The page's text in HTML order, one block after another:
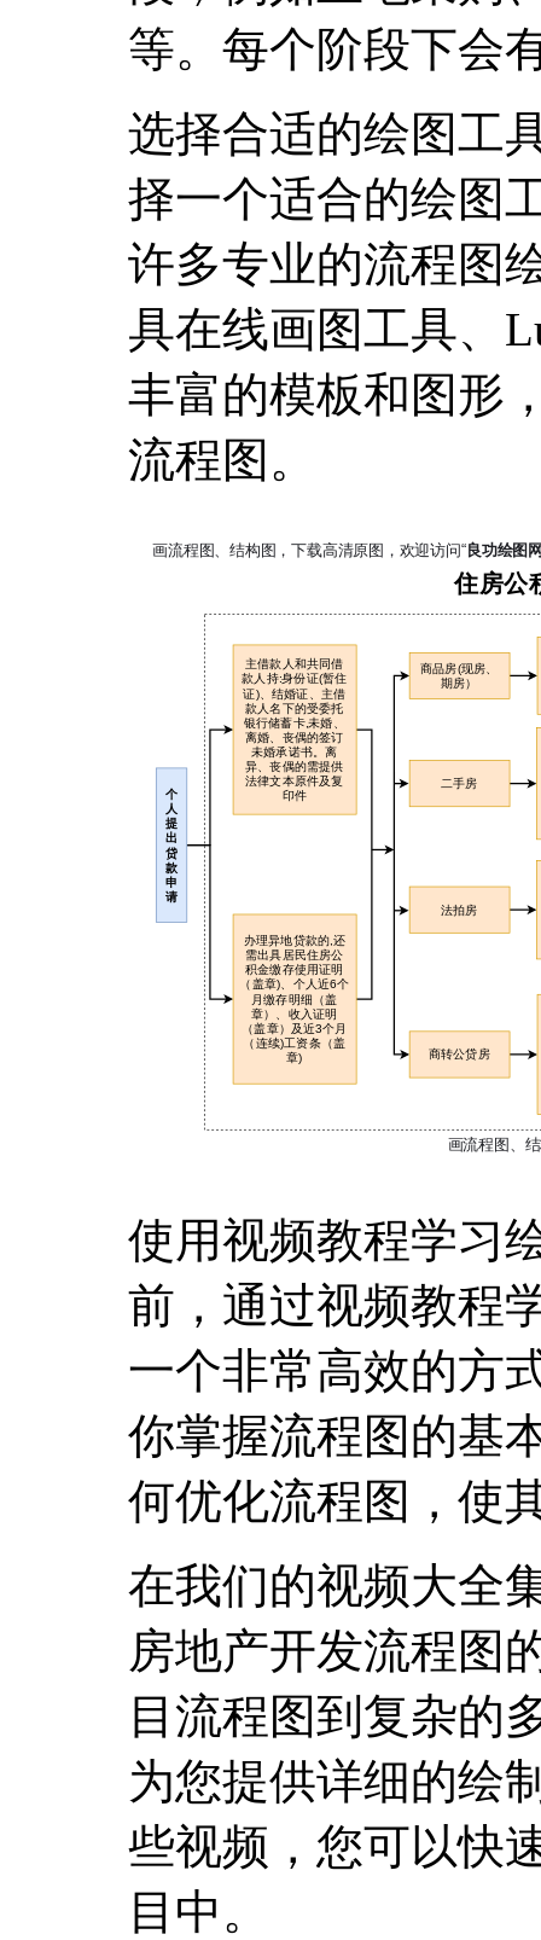
等。每个阶段下会
选择合适的绘图工
择一个适合的绘图
许多专业的流程图
具在线画图工具、
丰富的模板和图形
流程图。
使用视频教程学习
前，通过视频教程
一个非常高效的方
你掌握流程图的基
何优化流程图，使
在我们的视频大全
房地产开发流程图
目流程图到复杂的
为您提供详细的绘
些视频，您可以快
目中。